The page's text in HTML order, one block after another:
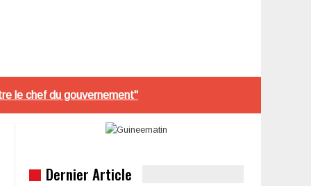
le chef du gouvernement"
Dernier Article